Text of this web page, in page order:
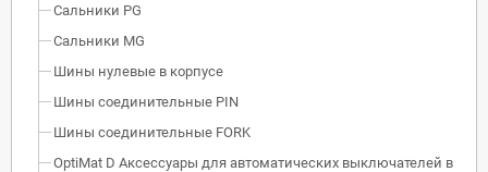
Сальники PG
Сальники MG
Шины нулевые в корпусе
Шины соединительные PIN
Шины соединительные FORK
OptiMat D Аксессуары для автоматических выключателей в